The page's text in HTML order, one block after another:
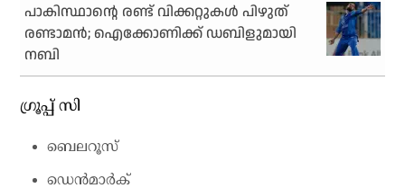
പാകിസ്ഥാന്റെ രണ്ട് വിക്കറ്റുകള്‍ പിഴുത്
രണ്ടാമന്‍; ഐക്കോണിക്ക് ഡബിളുമായി
നബി
ഗ്രൂപ്പ് സി
ബെലറൂസ്
ഡെന്‍മാര്‍ക്